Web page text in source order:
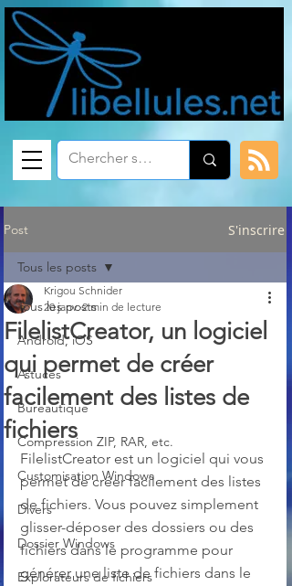
Post S'inscrire
Tous les posts
Android, iOS
Astuces
Bureautique
Compression ZIP, RAR, etc.
Customisation Windows
Divers
Dossier Windows
Explorateurs de fichiers
Tous les posts
FilelistCreator, un logiciel
qui permet de créer
facilement des listes de
fichiers
Krigou Schnider
20 janv. 2 min de lecture
FilelistCreator est un logiciel qui vous
permet de créer facilement des listes
de fichiers. Vous pouvez simplement
glisser-déposer des dossiers ou des
fichiers dans le programme pour
générer une liste de fichiers dans le